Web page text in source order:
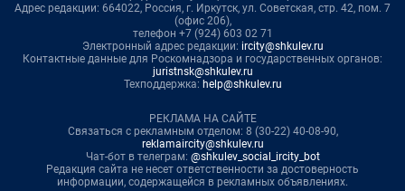
Адрес редакции: 664022, Россия, г. Иркутск, ул. Советская, стр. 42, пом. 7
(офис 206),
телефон +7 (924) 603 02 71
Электронный адрес редакции: ircity@shkulev.ru
Контактные данные для Роскомнадзора и государственных органов:
juristnsk@shkulev.ru
Техподдержка: help@shkulev.ru
РЕКЛАМА НА САЙТЕ
Связаться с рекламным отделом: 8 (30-22) 40-08-90,
reklamaircity@shkulev.ru
Чат-бот в телеграм: @shkulev_social_ircity_bot
Редакция сайта не несет ответственности за достоверность
информации, содержащейся в рекламных объявлениях.